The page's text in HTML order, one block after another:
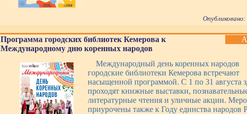
Программа городских библиотек Кемерова к
Международному дню коренных народов
Международный день коренных народов
городские библиотеки Кемерова встречают
насыщенной программой. С 1 по 31 августа
проходят книжные выставки,
литературные чтения и уличные акции.
приурочены также к Году единства народов